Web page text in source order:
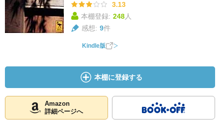
3.13
本棚登録: 248人
感想: 9件
Kindle版
本棚に登録する
Amazon
詳細ページへ